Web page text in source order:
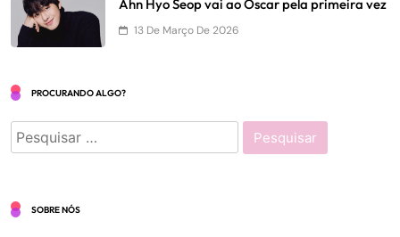
Ahn Hyo Seop vai ao Oscar pela primeira vez
13 De Março De 2026
PROCURANDO ALGO?
Pesquisar
por:
SOBRE NÓS